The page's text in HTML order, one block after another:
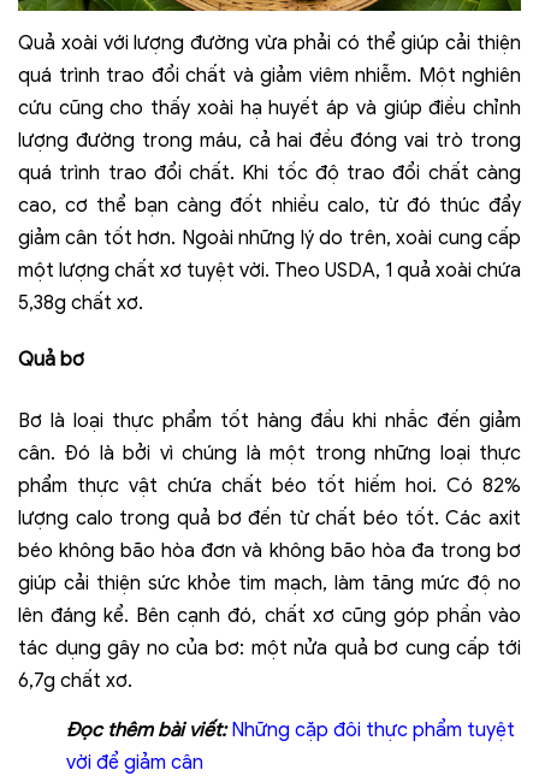
Quả xoài với lượng đường vừa phải có thể giúp cải thiện
quá trình trao đổi chất và giảm viêm nhiễm. Một nghiên
cứu cũng cho thấy xoài hạ huyết áp và giúp điều chỉnh
lượng đường trong máu, cả hai đều đóng vai trò trong
quá trình trao đổi chất. Khi tốc độ trao đổi chất càng
cao, cơ thể bạn càng đốt nhiều calo, từ đó thúc đẩy
giảm cân tốt hơn. Ngoài những lý do trên, xoài cung cấp
một lượng chất xơ tuyệt vời. Theo USDA, 1 quả xoài chứa
5,38g chất xơ.
Quả bơ
Bơ là loại thực phẩm tốt hàng đầu khi nhắc đến giảm
cân. Đó là bởi vì chúng là một trong những loại thực
phẩm thực vật chứa chất béo tốt hiếm hoi. Có 82%
lượng calo trong quả bơ đến từ chất béo tốt. Các axit
béo không bão hòa đơn và không bão hòa đa trong bơ
giúp cải thiện sức khỏe tim mạch, làm tăng mức độ no
lên đáng kể. Bên cạnh đó, chất xơ cũng góp phần vào
tác dụng gây no của bơ: một nửa quả bơ cung cấp tới
6,7g chất xơ.
Đọcthêm bài viết:Những cặp đôi thực phẩm tuyệt
vời để giảm cân